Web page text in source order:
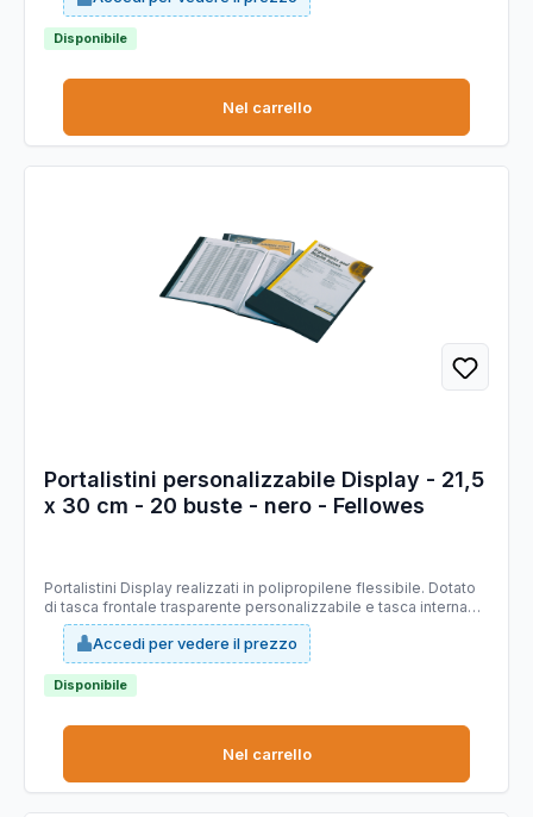
Portalistino personalizzabile in A4 in PP flessibile Colore:
trasparente Numero buste: 50 Materiale: polipropilene
Materiale buste: antiriflesso con finitura a buccia d’arancia
Confezione: 1pz
Disponibile
Nel carrello
Portalistini personalizzabile Display - 21,5
x 30 cm - 20 buste - nero - Fellowes
Portalistini Display realizzati in polipropilene flessibile. Dotato
di tasca frontale trasparente personalizzabile e tasca interna
portadocumenti. Buste interne termosaldate con finitura a
buccia dÆarancia. Formato utile: 21,5x30cm.
Accedi per vedere il prezzo
Disponibile
Nel carrello